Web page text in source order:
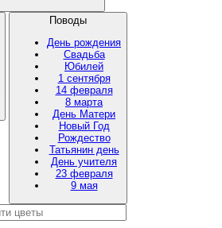
Поводы
День рождения
Свадьба
Юбилей
1 сентября
14 февраля
8 марта
День Матери
Новый Год
Рождество
Татьянин день
День учителя
23 февраля
9 мая